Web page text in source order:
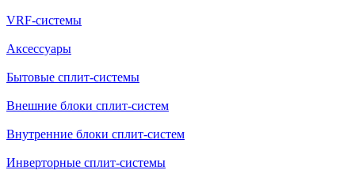
VRF-системы
Аксессуары
Бытовые сплит-системы
Внешние блоки сплит-систем
Внутренние блоки сплит-систем
Инверторные сплит-системы